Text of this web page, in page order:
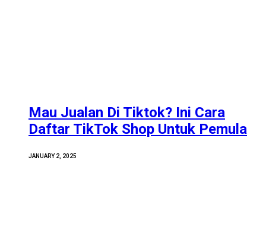
Mau Jualan Di Tiktok? Ini Cara
Daftar TikTok Shop Untuk Pemula
JANUARY 2, 2025